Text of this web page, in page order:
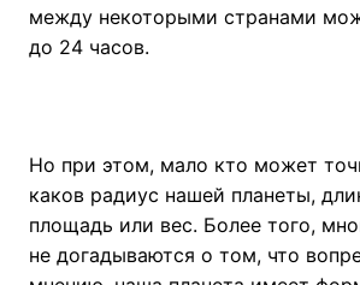
между некоторыми странами
до 24 часов.
Но при этом, мало кто может
каков радиус нашей планеты,
площадь или вес. Более того,
не догадываются о том, что